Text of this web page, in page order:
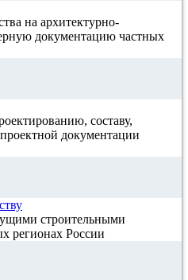
на архитектурно-
документацию частных
составу,
документации
строительными
регионах России